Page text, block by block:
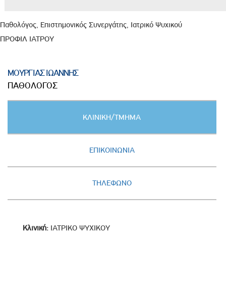
Παθολόγος, Επιστημονικός Συνεργάτης, Ιατρικό Ψυχικού
ΠΡΟΦΙΛ ΙΑΤΡΟΥ
ΜΟΥΡΓΙΑΣ ΙΩΑΝΝΗΣ
ΠΑΘΟΛΟΓΟΣ
ΚΛΙΝΙΚΗ/ΤΜΗΜΑ
ΕΠΙΚΟΙΝΩΝΙΑ
ΤΗΛΕΦΩΝΟ
Κλινική: ΙΑΤΡΙΚΟ ΨΥΧΙΚΟΥ